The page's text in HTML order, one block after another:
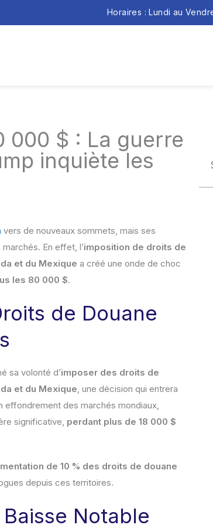
Horaires : Lundi au
000 $ : La guerre
inquiète les
vers de nouveaux sommets, mais ses
En effet, l’imposition de droits de
et du Mexique a créé une onde de choc
les 80 000 $.
de Douane
sa volonté d’imposer des droits de
et du Mexique, une décision qui entrera
effondrement des marchés mondiaux,
significative, perdant plus de 18 000 $
de 10 % des droits de douane
depuis ces territoires.
Notable